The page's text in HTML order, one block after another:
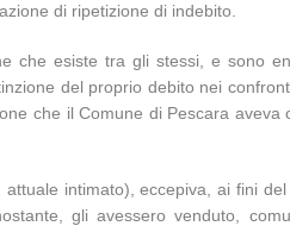
di ripetizione di indebito.
che esiste tra gli stessi, e sono
del proprio debito nei
che il Comune di Pescara
intimato), eccepiva, ai fini
gli avessero venduto,